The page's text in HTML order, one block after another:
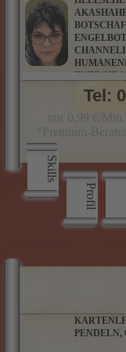
Skills
Profil
Tel:
PENDELN,